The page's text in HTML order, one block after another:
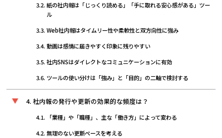
紙の社内報は「じっくり読める」「手に取れる安心感がある」ツー
ル
Web社内報はタイムリー性や柔軟性と双方向性に強み
動画は感情に届きやすく印象に残りやすい
社内SNSはダイレクトなコミュニケーションに有効
ツールの使い分けは「強み」と「目的」の二軸で検討する
社内報の発行や更新の効果的な頻度は？
「業種」や「職種」、主な「働き方」によって変わる
無理のない更新ペースを考える